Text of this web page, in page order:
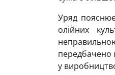
Уряд
олійних
передбачено
у